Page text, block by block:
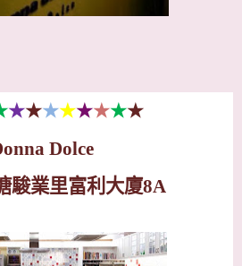
★★★★★★★★
Dolce
駿業里富利大廈8A